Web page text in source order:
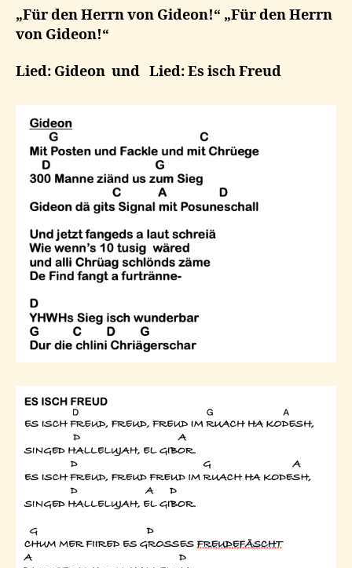
„Für den Herrn von Gideon!“ „Für den Herrn
von Gideon!“
Lied: Gideon und Lied: Es isch Freud